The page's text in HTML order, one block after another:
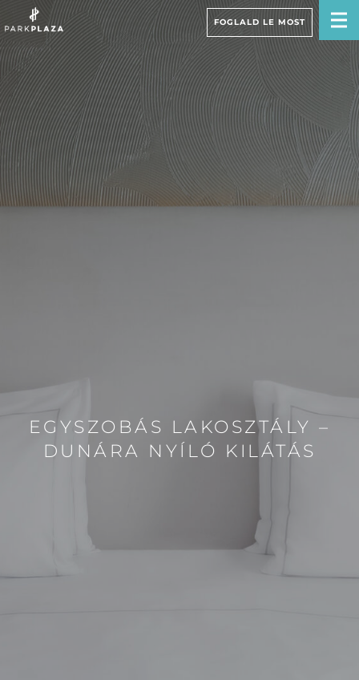
FOGLALD LE MOST
EGYSZOBÁS LAKOSZTÁLY –
DUNÁRA NYÍLÓ KILÁTÁS